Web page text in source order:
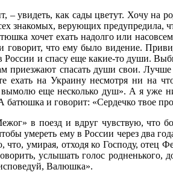
– увидеть, как сады цветут. Хочу на
знакомых, верующих предупредила,
хочет ехать надолго или
что ему было видение.
и спасу еще какие-то души.
спасать души свои.
на Украину несмотря ни на
еще несколько душ». А я уже
батюшка и говорит: «Сердечко твое
в поезд и вдруг чувствую, что
умереть ему в России через два
умирая, отходя ко Господу, отец
услышать голос родненького,
Валюшка».